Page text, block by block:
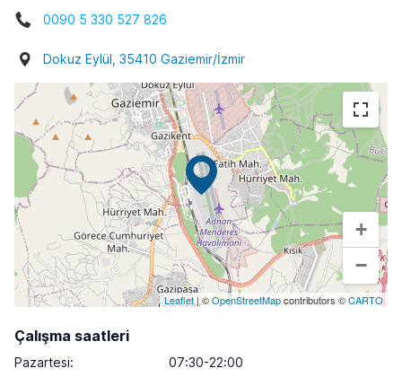
0090 5 330 527 826
Dokuz Eylül, 35410 Gaziemir/İzmir
+
−
Leaflet| ©OpenStreetMapcontributors ©CARTO
Çalışma saatleri
Pazartesi:
07:30-22:00